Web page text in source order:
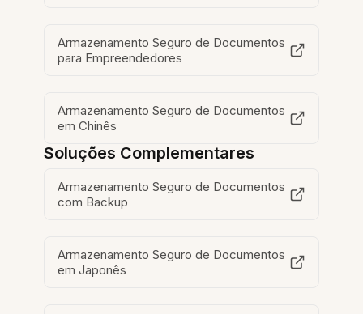
Armazenamento Seguro de Documentos
para Empreendedores
Armazenamento Seguro de Documentos
em Chinês
Soluções Complementares
Armazenamento Seguro de Documentos
com Backup
Armazenamento Seguro de Documentos
em Japonês